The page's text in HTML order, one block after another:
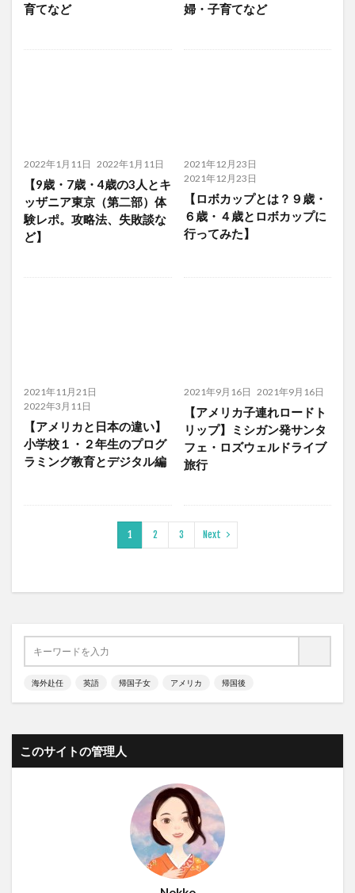
育てなど
婦・子育てなど
2022年1月11日 2022年1月11日
【9歳・7歳・4歳の3人とキ
ッザニア東京（第二部）体
験レポ。攻略法、失敗談な
ど】
2021年12月23日
2021年12月23日
【ロボカップとは？９歳・
６歳・４歳とロボカップに
行ってみた】
2021年11月21日
2022年3月11日
【アメリカと日本の違い】
小学校１・２年生のプログ
ラミング教育とデジタル編
2021年9月16日 2021年9月16日
【アメリカ子連れロードト
リップ】ミシガン発サンタ
フェ・ロズウェルドライブ
旅行
1 2 3 Next
海外赴任 英語 帰国子女 アメリカ 帰国後
このサイトの管理人